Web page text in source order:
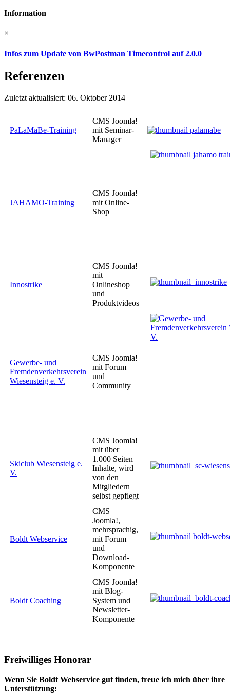
Information
×
Infos zum Update von BwPostman Timecontrol auf 2.0.0
Referenzen
Zuletzt aktualisiert: 06. Oktober 2014
PaLaMaBe-Training
CMS Joomla!
mit Seminar-
Manager
JAHAMO-Training
CMS Joomla!
mit Online-
Shop
Innostrike
CMS Joomla!
mit
Onlineshop
und
Produktvideos
Gewerbe- und
Fremdenverkehrsverein
Wiesensteig e. V.
CMS Joomla!
mit Forum
und
Community
Skiclub Wiesensteig e.
V.
CMS Joomla!
mit über
1.000 Seiten
Inhalte, wird
von den
Mitgliedern
selbst gepflegt
Boldt Webservice
CMS
Joomla!,
mehrsprachig,
mit Forum
und
Download-
Komponente
Boldt Coaching
CMS Joomla!
mit Blog-
System und
Newsletter-
Komponente
Freiwilliges Honorar
Wenn Sie Boldt Webservice gut finden, freue ich mich über ihre
Unterstützung: